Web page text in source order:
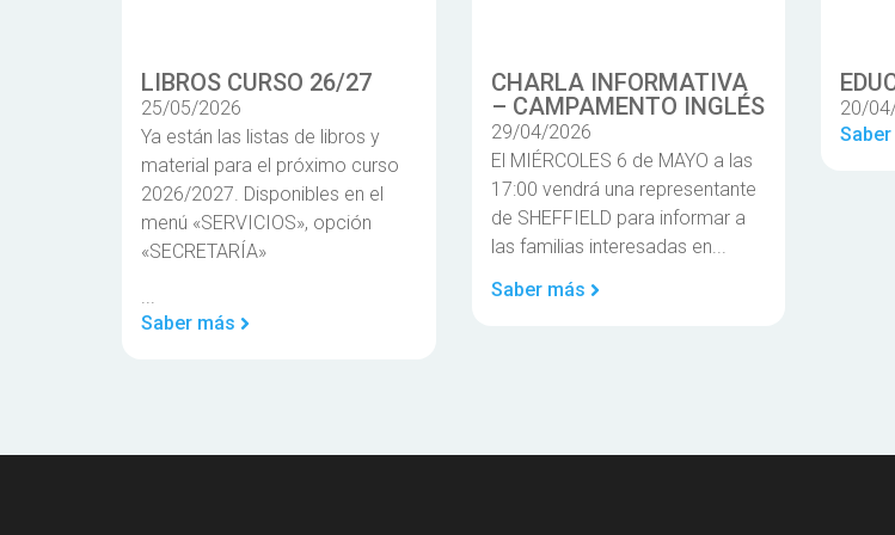
LIBROS CURSO 26/27
25/05/2026
Ya están las listas de libros y
material para el próximo curso
2026/2027. Disponibles en el
menú «SERVICIOS», opción
«SECRETARÍA»
...
Saber más
CHARLA INFORMATIVA
– CAMPAMENTO INGLÉS
29/04/2026
El MIÉRCOLES 6 de MAYO a las
17:00 vendrá una representante
de SHEFFIELD para informar a
las familias interesadas en...
Saber más
20/